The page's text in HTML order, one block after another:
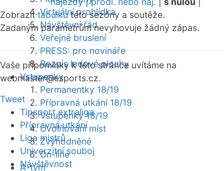
Virtuální prohlídka
Návštěvní řád
Veřejné bruslení
PRESS: pro novináře
Rozpis ledové plochy
Vstupenky
Permanentky 18/19
Přípravná utkání 18/19
Vstupenky 18/19
Uvolňování míst
Zvýhodněné
On-line
A-tým
Zobrazittabulkutéto sezóny a soutěže.
Zadaným parametrům nevyhovuje žádný zápas.
Vaše připomínky k této stránce uvítáme na
webmaster@esports.cz.
Tweet
Tipsport extraliga
Přípravná utkání
Liga mistrů
Univerzitní souboj
Návštěvnost